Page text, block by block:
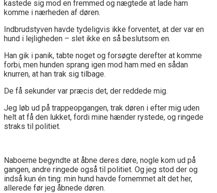
kastede sig mod en fremmed og nægtede at lade ham
komme i nærheden af døren.
Indbrudstyven havde tydeligvis ikke forventet, at der var en
hund i lejligheden – slet ikke en så beslutsom en.
Han gik i panik, tabte noget og forsøgte derefter at komme
forbi, men hunden sprang igen mod ham med en sådan
knurren, at han trak sig tilbage.
De få sekunder var præcis det, der reddede mig.
Jeg løb ud på trappeopgangen, trak døren i efter mig uden
helt at få den lukket, fordi mine hænder rystede, og ringede
straks til politiet.
Naboerne begyndte at åbne deres døre, nogle kom ud på
gangen, andre ringede også til politiet. Og jeg stod der og
indså kun én ting: min hund havde fornemmet alt det her,
allerede før jeg åbnede døren.